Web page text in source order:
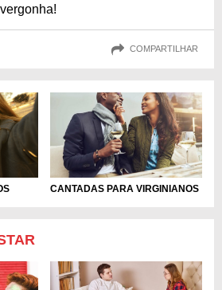
COMPARTILHAR
CANTADAS PARA VIRGINIANOS